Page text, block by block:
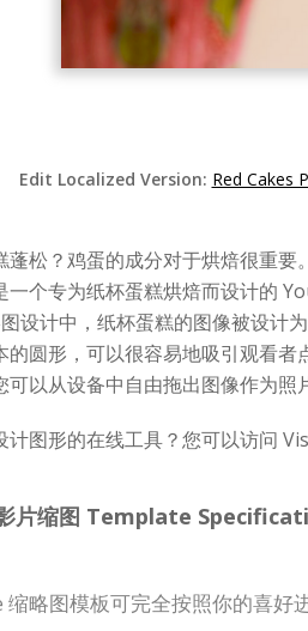
Edit Localized Version: Red Cakes
蓬松？鸡蛋的成分对于烘焙很重
一个专为纸杯蛋糕烘焙而设计的
设计中，纸杯蛋糕的图像被设计
的圆形，可以很容易地吸引观看者
可以从设备中自由拖出图像作为照
计图形的在线工具？您可以访问
片缩图 Template
略图模板可完全按照你的喜好